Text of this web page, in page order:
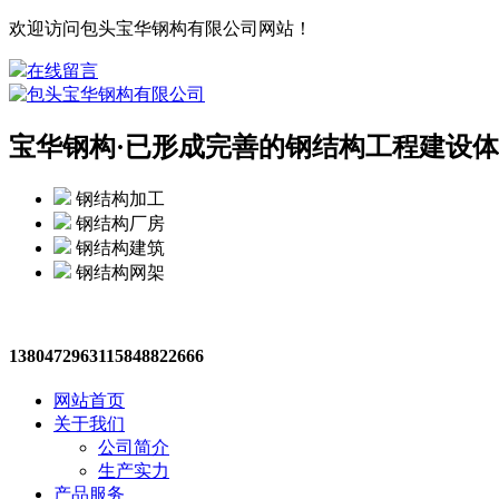
欢迎访问包头宝华钢构有限公司网站！
在线留言
宝华钢构·已形成完善的钢结构工程建设
钢结构加工
钢结构厂房
钢结构建筑
钢结构网架
1380472963115848822666
网站首页
关于我们
公司简介
生产实力
产品服务